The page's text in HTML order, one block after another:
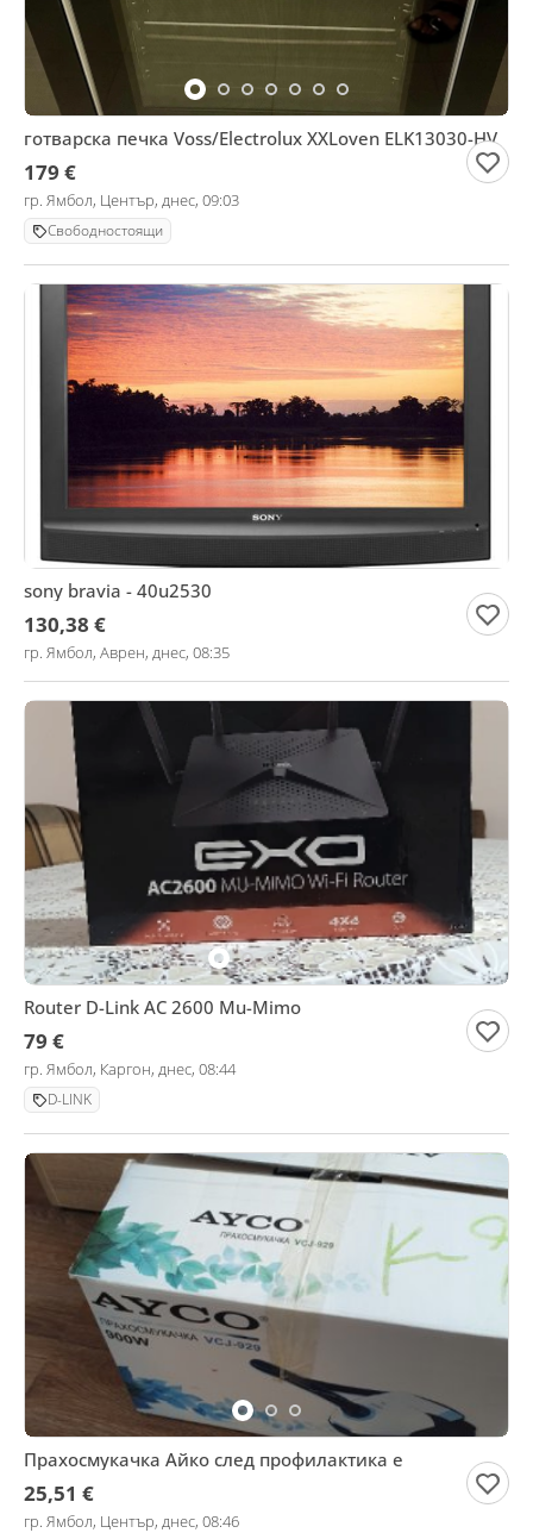
готварска печка Voss/Electrolux XXLoven ELK13030-HV
179 €
гр. Ямбол, Център, днес, 09:03
Свободностоящи
sony bravia - 40u2530
130,38 €
гр. Ямбол, Аврен, днес, 08:35
Router D-Link AC 2600 Mu-Mimo
79 €
гр. Ямбол, Каргон, днес, 08:44
D-LINK
Прахосмукачка Айко след профилактика е
25,51 €
гр. Ямбол, Център, днес, 08:46